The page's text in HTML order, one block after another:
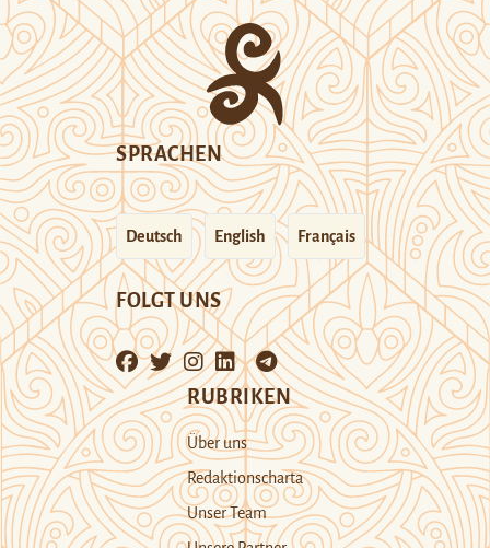
SPRACHEN
Deutsch English Français
FOLGT UNS
RUBRIKEN
Über uns
Redaktionscharta
Unser Team